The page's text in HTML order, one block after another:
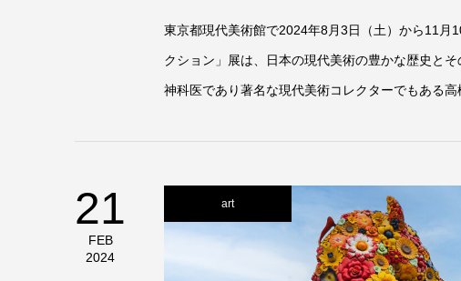
東京都現代美術館で2024年8月3日（土）から11月
クション」展は、日本の現代美術の豊かな歴史と
神科医であり著名な現代美術コレクターでもある
21
FEB
2024
art